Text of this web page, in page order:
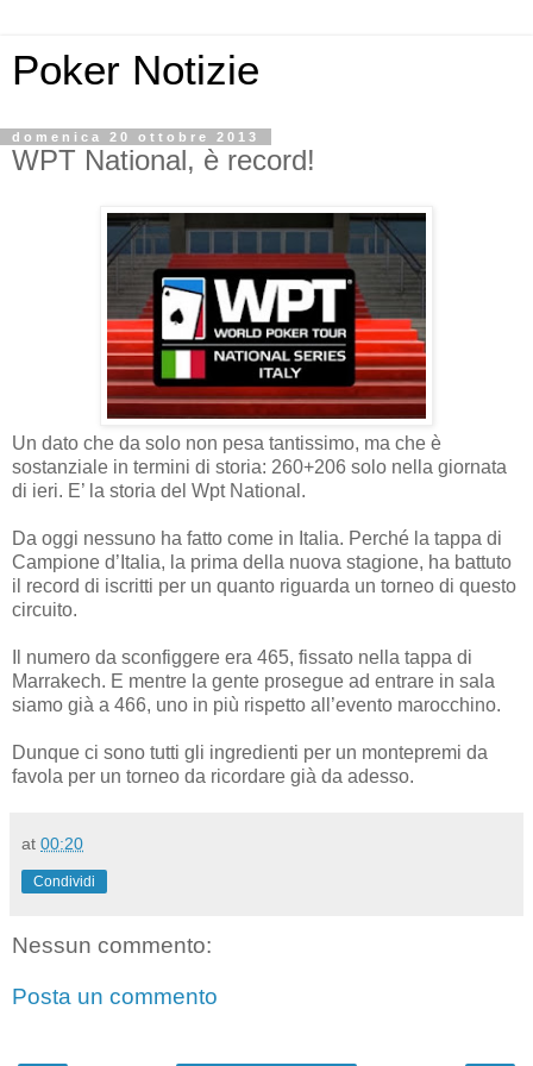
Poker Notizie
domenica 20 ottobre 2013
WPT National, è record!
Un dato che da solo non pesa tantissimo, ma che è
sostanziale in termini di storia: 260+206 solo nella giornata
di ieri. E’ la storia del Wpt National.
Da oggi nessuno ha fatto come in Italia. Perché la tappa di
Campione d’Italia, la prima della nuova stagione, ha battuto
il record di iscritti per un quanto riguarda un torneo di questo
circuito.
Il numero da sconfiggere era 465, fissato nella tappa di
Marrakech. E mentre la gente prosegue ad entrare in sala
siamo già a 466, uno in più rispetto all’evento marocchino.
Dunque ci sono tutti gli ingredienti per un montepremi da
favola per un torneo da ricordare già da adesso.
at 00:20
Condividi
Nessun commento:
Posta un commento